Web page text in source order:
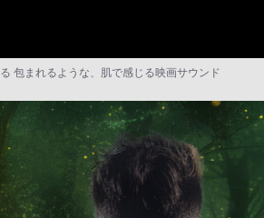
包まれるような、肌で感じる映画サウンド